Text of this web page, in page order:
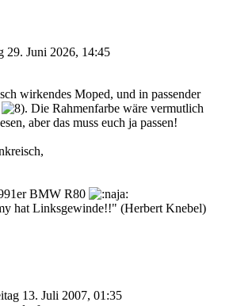
29. Juni 2026, 14:45
wirkendes Moped, und in passender
. Die Rahmenfarbe wäre vermutlich
aber das muss euch ja passen!
BMW R80
hat Linksgewinde!!" (Herbert Knebel)
13. Juli 2007, 01:35